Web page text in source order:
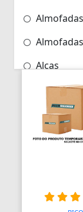
Alças
Alças
Alças